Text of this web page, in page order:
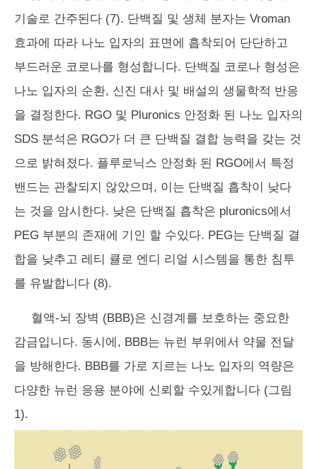
기술로 간주된다 (7). 단백질 및 생체 분자는 Vroman
효과에 따라 나노 입자의 표면에 흡착되어 단단하고
부드러운 코로나를 형성합니다. 단백질 코로나 형성은
나노 입자의 순환, 신진 대사 및 배설의 생물학적 반응
을 결정한다. RGO 및 Pluronics 안정화 된 나노 입자의
SDS 분석은 RGO가 더 큰 단백질 결합 능력을 갖는 것
으로 밝혀졌다. 플루로닉스 안정화 된 RGO에서 특정
밴드는 관찰되지 않았으며, 이는 단백질 흡착이 낮다
는 것을 암시한다. 낮은 단백질 흡착은 pluronics에서
PEG 부분의 존재에 기인 할 수있다. PEG는 단백질 결
합을 낮추고 레티 큘로 엔디 리얼 시스템을 통한 침투
를 유발합니다 (8).
혈액-뇌 장벽 (BBB)은 신경계를 보호하는 중요한
감금입니다. 동시에, BBB는 뉴런 부위에서 약물 전달
을 방해한다. BBB를 가로 지르는 나노 입자의 역량은
다양한 뉴런 응용 분야에 신뢰할 수있게합니다 (그림
1).